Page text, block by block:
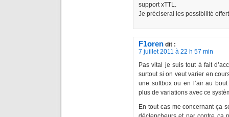
support xTTL.
Je préciserai les possibilité
F1oren dit :
7 juillet 2011 à 22 h 57 min
Pas vital je suis tout à fait
surtout si on veut varier en
une softbox ou en l’air au
plus de variations avec ce
En tout cas me concernant ça